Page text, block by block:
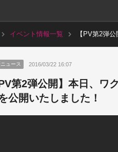
イベント情報一覧
【PV第2弾
ュース 2016/03/22 16:07
PV第2弾公開】本日、ワ
公開いたしました！